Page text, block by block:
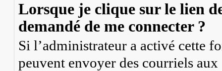
Lorsque je clique sur le lien
demandé de me connecter ?
Si l’administrateur a activé cette
peuvent envoyer des courriels